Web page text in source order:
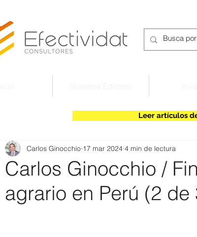
Leer artículos
Carlos Ginocchio /
agrario en Perú (2 de
Carlos Ginocchio 17 mar 2024 4 min de lectura